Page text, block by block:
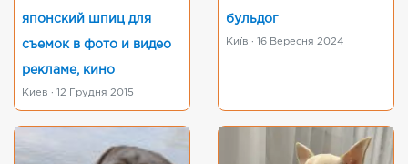
японский шпиц для
съемок в фото и видео
рекламе, кино
Киев · 12 Грудня 2015
бульдог
Київ · 16 Вересня 2024